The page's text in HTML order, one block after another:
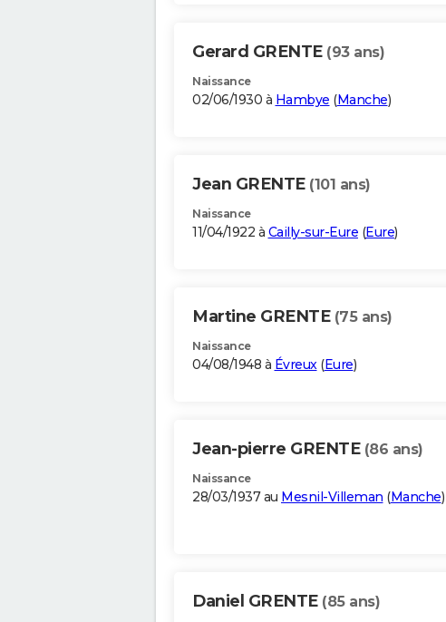
Gerard GRENTE (93 ans)
Naissance
02/06/1930 à Hambye (Manche)
Jean GRENTE (101 ans)
Naissance
11/04/1922 à Cailly-sur-Eure (Eure)
Martine GRENTE (75 ans)
Naissance
04/08/1948 à Évreux(Eure)
Jean-pierre GRENTE (86 ans)
Naissance
28/03/1937 au Mesnil-Villeman (Manche)
Daniel GRENTE (85 ans)